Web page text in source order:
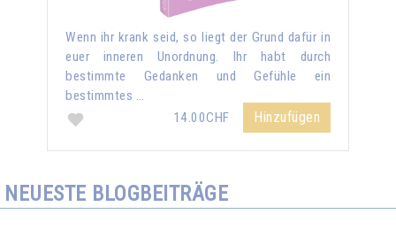
Wenn ihr krank seid, so liegt der Grund dafür in
euer inneren Unordnung. Ihr habt durch
bestimmte Gedanken und Gefühle ein
bestimmtes …
14.00CHF
Hinzufügen
NEUESTE BLOGBEITRÄGE